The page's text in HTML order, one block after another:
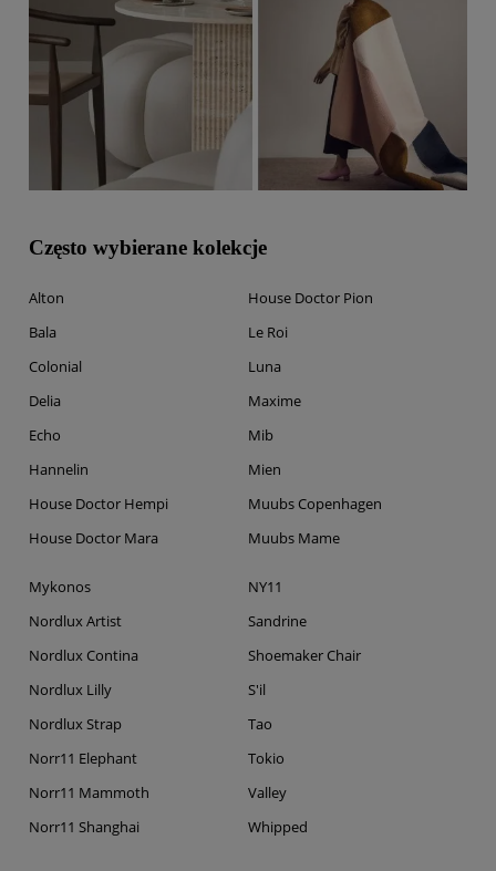
Często wybierane kolekcje
Alton
Bala
Colonial
Delia
Echo
Hannelin
House Doctor Hempi
House Doctor Mara
House Doctor Pion
Le Roi
Luna
Maxime
Mib
Mien
Muubs Copenhagen
Muubs Mame
Mykonos
Nordlux Artist
Nordlux Contina
Nordlux Lilly
Nordlux Strap
Norr11 Elephant
Norr11 Mammoth
Norr11 Shanghai
NY11
Sandrine
Shoemaker Chair
S'il
Tao
Tokio
Valley
Whipped